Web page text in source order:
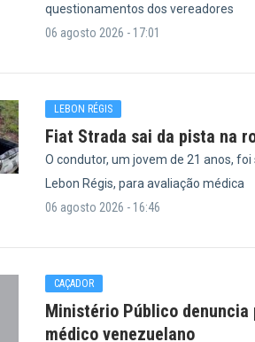
questionamentos dos vereadores
06 agosto 2026 - 17:01
LEBON RÉGIS
Fiat Strada sai da pista na
O condutor, um jovem de 21 anos,
Lebon Régis, para avaliação médica
06 agosto 2026 - 16:46
CAÇADOR
Ministério Público
médico venezuelano